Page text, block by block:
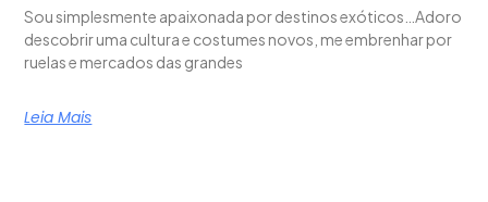
Sou simplesmente apaixonada por destinos exóticos…Adoro
descobrir uma cultura e costumes novos, me embrenhar por
ruelas e mercados das grandes
Leia Mais